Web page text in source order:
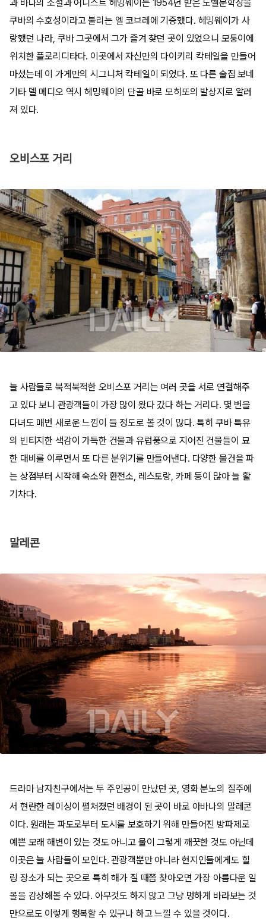
과 바다의 소설과 어니스트 헤밍웨이는 1954년 받은 노벨문학상을
쿠바의 수호성이라고 불리는 엘 코브레에 기증했다. 헤밍웨이가 사
랑했던 나라, 쿠바 그곳에서 그가 즐겨 찾던 곳이 있었으니 모퉁이에
위치한 플로리디타다. 이곳에서 자신만의 다이키리 칵테일을 만들어
마셨는데 이 가게만의 시그니처 칵테일이 되었다. 또 다른 술집 보네
기타 델 메디오 역시 헤밍웨이의 단골 바로 모히또의 발상지로 알려
져 있다.
오비스포 거리
늘 사람들로 북적북적한 오비스포 거리는 여러 곳을 서로 연결해주
고 있다 보니 관광객들이 가장 많이 왔다 갔다 하는 거리다. 몇 번을
다녀도 매번 새로운 느낌이 들 정도로 볼 것이 많다. 특히 쿠바 특유
의 빈티지한 색감이 가득한 건물과 유럽풍으로 지어진 건물들이 묘
한 대비를 이루면서 또 다른 분위기를 만들어낸다. 다양한 물건을 파
는 상점부터 시작해 숙소와 환전소, 레스토랑, 카페 등이 많아 늘 활
기차다.
말레콘
드라마 남자친구에서는 두 주인공이 만났던 곳, 영화 분노의 질주에
서 현란한 레이싱이 펼쳐졌던 배경이 된 곳이 바로 아바나의 말레콘
이다. 원래는 파도로부터 도시를 보호하기 위해 만들어진 방파제로
예쁜 모래 해변이 있는 것도 아니고 물이 그렇게 깨끗한 것도 아닌데
이곳은 늘 사람들이 모인다. 관광객뿐만 아니라 현지인들에게도 힐
링 장소가 되는 곳으로 특히 해가 질 때쯤 찾아오면 가장 아름다운 일
몰을 감상해볼 수 있다. 아무것도 하지 않고 그냥 멍하게 바라보는 것
만으로도 이렇게 행복할 수 있구나 하고 느낄 수 있을 것이다.